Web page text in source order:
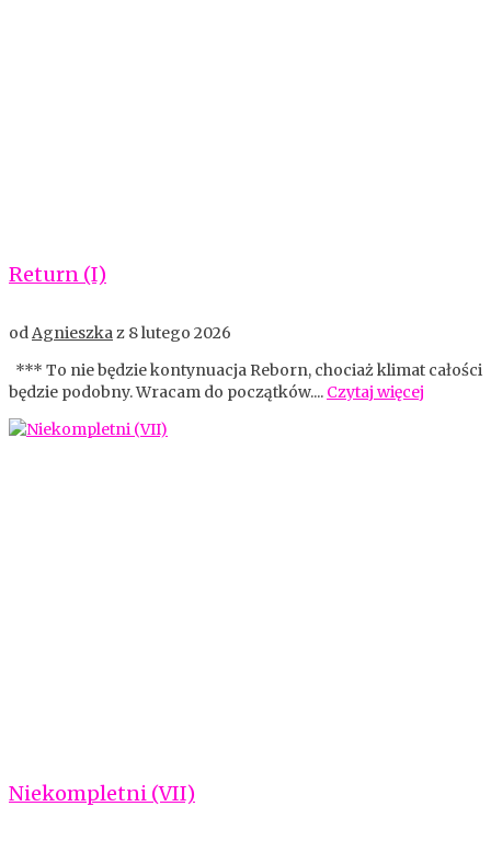
Return (I)
odAgnieszkaz 8 lutego 2026
*** To nie będzie kontynuacja Reborn, chociaż klimat całości
będzie podobny. Wracam do początków.... Czytaj więcej
Niekompletni (VII)